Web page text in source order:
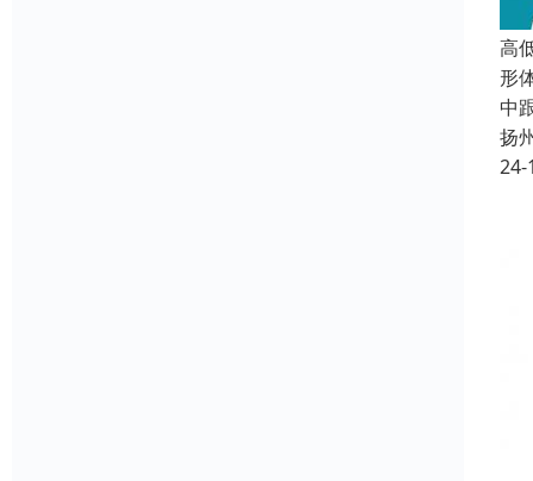
高
形
中
扬
24-